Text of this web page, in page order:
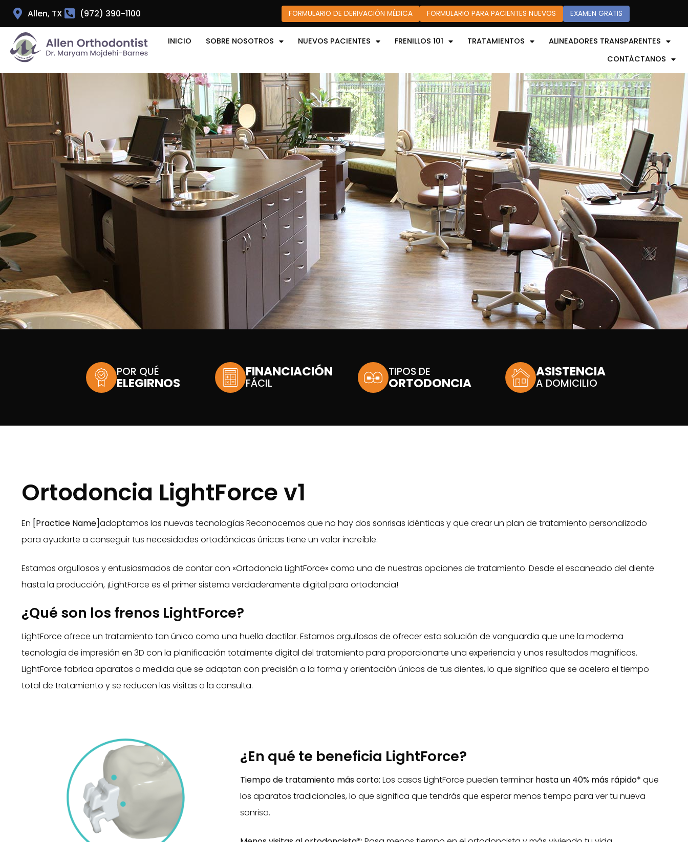
Allen, TX (972) 390-1100 FORMULARIO DE DERIVACIÓN MÉDICA FORMULARIO PARA PACIENTES NUEVOS EXAMEN GRATIS
INICIO SOBRE NOSOTROS NUEVOS PACIENTES FRENILLOS 101 TRATAMIENTOS
ALINEADORES TRANSPARENTES
CONTÁCTANOS
POR QUÉ
ELEGIRNOS
FINANCIACIÓN
FÁCIL
TIPOS DE
ORTODONCIA
ASISTENCIA
A DOMICILIO
Ortodoncia LightForce v1
En [Practice Name]adoptamos las nuevas tecnologías Reconocemos que no hay dos sonrisas idénticas y que crear un plan de tratamiento personalizado
para ayudarte a conseguir tus necesidades ortodóncicas únicas tiene un valor increíble.
Estamos orgullosos y entusiasmados de contar con «Ortodoncia LightForce» como una de nuestras opciones de tratamiento. Desde el escaneado del diente
hasta la producción, ¡LightForce es el primer sistema verdaderamente digital para ortodoncia!
¿Qué son los frenos LightForce?
LightForce ofrece un tratamiento tan único como una huella dactilar. Estamos orgullosos de ofrecer esta solución de vanguardia que une la moderna
tecnología de impresión en 3D con la planificación totalmente digital del tratamiento para proporcionarte una experiencia y unos resultados magníficos.
LightForce fabrica aparatos a medida que se adaptan con precisión a la forma y orientación únicas de tus dientes, lo que significa que se acelera el tiempo
total de tratamiento y se reducen las visitas a la consulta.
¿En qué te beneficia LightForce?
Tiempo de tratamiento más corto: Los casos LightForce pueden terminar hasta un 40% más rápido* que
los aparatos tradicionales, lo que significa que tendrás que esperar menos tiempo para ver tu nueva
sonrisa.